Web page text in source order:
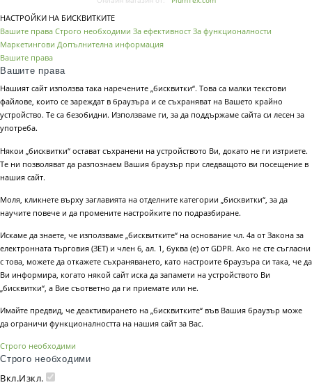
НАСТРОЙКИ НА БИСКВИТКИТЕ
Вашите права Строго необходими За ефективност За функционалности
Маркетингови Допълнителна информация
Вашите права
Вашите права
Нашият сайт използва така наречените „бисквитки“. Това са малки текстови
файлове, които се зареждат в браузъра и се съхраняват на Вашето крайно
устройство. Те са безобидни. Използваме ги, за да поддържаме сайта си лесен за
употреба.
Някои „бисквитки“ остават съхранени на устройството Ви, докато не ги изтриете.
Те ни позволяват да разпознаем Вашия браузър при следващото ви посещение в
нашия сайт.
Моля, кликнете върху заглавията на отделните категории „бисквитки“, за да
научите повече и да промените настройките по подразбиране.
Искаме да знаете, че използваме „бисквитките“ на основание чл. 4а от Закона за
електронната търговия (ЗЕТ) и член 6, ал. 1, буква (е) от GDPR. Ако не сте съгласни
с това, можете да откажете съхраняването, като настроите браузъра си така, че да
Ви информира, когато някой сайт иска да запамети на устройството Ви
„бисквитки“, а Вие съответно да ги приемате или не.
Имайте предвид, че деактивирането на „бисквитките“ във Вашия браузър може
да ограничи функционалността на нашия сайт за Вас.
Строго необходими
Строго необходими
Вкл.Изкл.